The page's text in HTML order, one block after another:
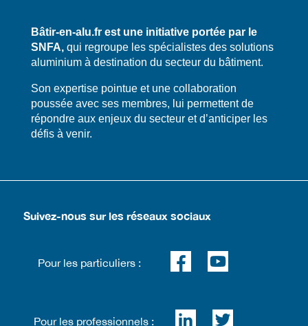
Bâtir-en-alu.fr est une initiative portée par le
SNFA,qui regroupe les spécialistes des solutions
aluminium à destination du secteur du bâtiment.
​​Son expertise pointue et une collaboration
poussée avec ses membres, lui permettent de
répondre aux enjeux du secteur et d’anticiper les
défis à venir.
Suivez-nous sur les réseaux sociaux
Pour les particuliers :
Pour les professionnels :